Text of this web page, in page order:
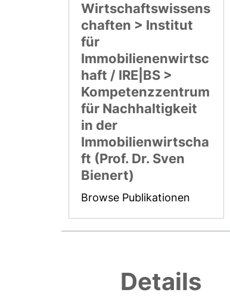
Wirtschaftswissens
chaften > Institut
für
Immobilienenwirtsc
haft / IRE|BS >
Kompetenzzentrum
für Nachhaltigkeit
in der
Immobilienwirtscha
ft (Prof. Dr. Sven
Bienert)
Browse Publikationen
Details